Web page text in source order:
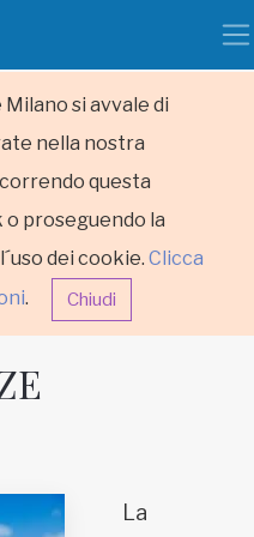
si avvale di
nella nostra
questa
o proseguendo la
dei cookie. Clicca
. Chiudi
La